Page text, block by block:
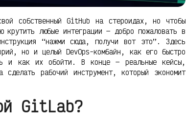
собственный GitHub на стероидах, но чтобы
любые интеграции — добро пожаловать в
“нажми сюда, получи вот это”. Здесь
но и целый DevOps-комбайн, как его быстро
и как их обойти. В конце — реальные кейсы,
рабочий инструмент, который экономит
GitLab?